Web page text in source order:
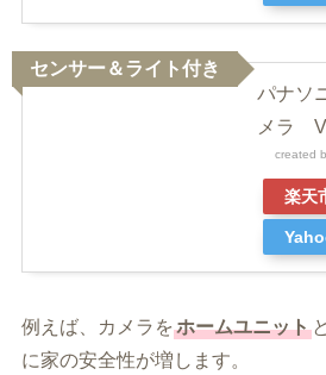
パナソ
メラ
created
楽天
センサー＆ライト付き
例えば、カメラを ホームユニット
に家の安全性が増します。